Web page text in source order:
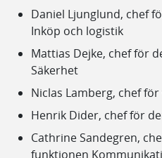
Daniel Ljunglund, chef
Inköp och logistik
Mattias Dejke, chef för
Säkerhet
Niclas Lamberg, chef
Henrik Dider, chef för
Cathrine Sandegren,
funktionen